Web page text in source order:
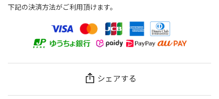
下記の決済方法がご利用頂けます。
シェアする